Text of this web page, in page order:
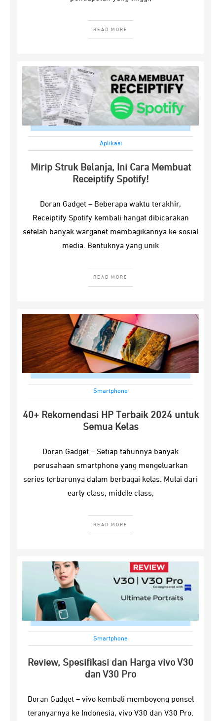
READ MORE
Aplikasi
Mirip Struk Belanja, Ini Cara Membuat
Receiptify Spotify!
Doran Gadget – Beberapa waktu terakhir,
Receiptify Spotify kembali hangat dibicarakan
setelah banyak warganet membagikannya ke sosial
media. Bentuknya yang unik
READ MORE
Smartphone
40+ Rekomendasi HP Terbaik 2024 untuk
Semua Kelas
Doran Gadget – Setiap tahunnya banyak
perusahaan smartphone yang mengeluarkan
series terbarunya dalam berbagai kelas. Mulai dari
early class, middle class,
READ MORE
Smartphone
Review, Spesifikasi dan Harga vivo V30
dan V30 Pro
Doran Gadget – vivo kembali memboyong ponsel
teranyarnya ke Indonesia, vivo V30 dan V30 Pro.